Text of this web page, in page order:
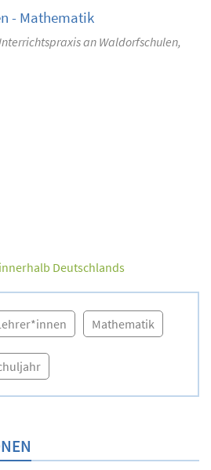
- Mathematik
an Waldorfschulen,
Deutschlands
Mathematik